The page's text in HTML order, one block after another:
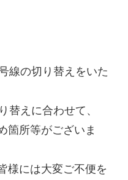
線の切り替えをいた
替えに合わせて、
箇所等がございま
様には大変ご不便を